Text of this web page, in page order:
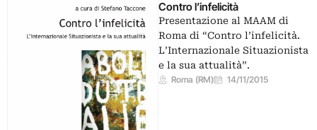
Contro l’infelicità
Presentazione al MAAM di
Roma di “Contro l’infelicità.
L’Internazionale Situazionista
e la sua attualità”.
Roma (RM) 14/11/2015